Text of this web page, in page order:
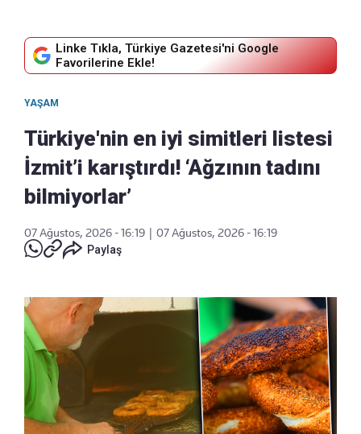
Linke Tıkla, Türkiye Gazetesi'ni Google
Favorilerine Ekle!
YAŞAM
Türkiye'nin en iyi simitleri listesi
İzmit’i karıştırdı! ‘Ağzının tadını
bilmiyorlar’
07 Ağustos, 2026 - 16:19
07 Ağustos, 2026 - 16:19
Paylaş